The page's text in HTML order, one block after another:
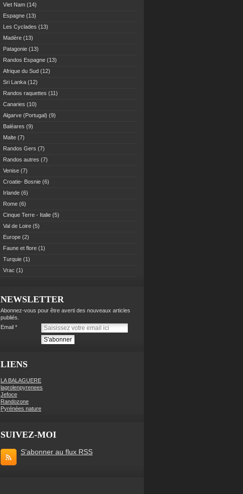
Viet Nam (14)
Espagne (13)
Les Cyclades (13)
Madère (13)
Patagonie (13)
Randos Espagne (13)
Afrique du Sud (12)
Sri Lanka (12)
Randos raquettes (11)
Canaries (10)
Algarve (Portugal) (9)
Baléares (9)
Malte (7)
Randos Gers (7)
Randos autres (7)
Venise (7)
Croatie- Bosnie (6)
Irlande (6)
Rome (6)
Cinque Terre - Italie (5)
Val de Loire (5)
Europe (2)
Faune et flore (1)
Turquie (1)
Vrac (1)
NEWSLETTER
Abonnez-vous pour être averti des nouveaux articles
publiés.
Email
LIENS
LA BALAGUERE
lagrolenpyrenees
Jefoce
Randozone
Pyrénées nature
SUIVEZ-MOI
S'abonner au flux RSS